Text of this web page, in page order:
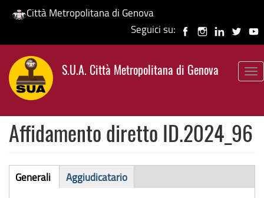
Salta
contenuto
principale
Città Metropolitana di Genova
Seguici su:
S.U.A. Città Metropolitana di Genova
Affidamento diretto ID.2024_96
Affidamento
Generali
Aggiudicatario